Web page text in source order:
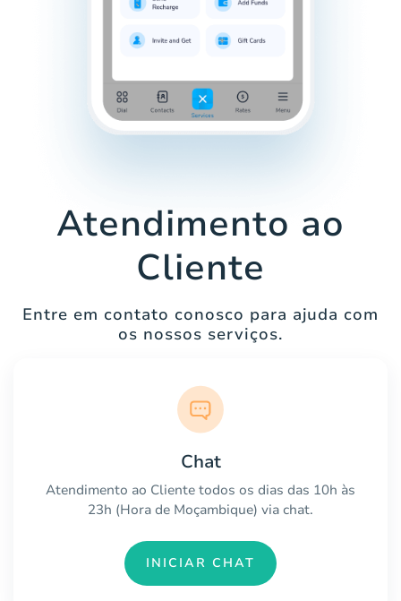
Atendimento ao
Cliente
Entre em contato conosco para ajuda com
os nossos serviços.
Chat
Atendimento ao Cliente todos os dias das 10h às
23h (Hora de Moçambique) via chat.
INICIAR CHAT